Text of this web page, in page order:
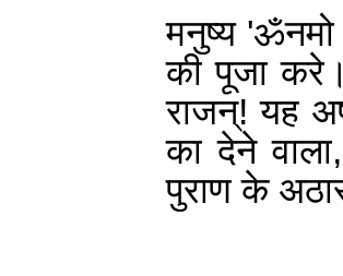
मनुष्य 'ॐनमो
की पूजा
राजन्! यह
का देने वाला
पुराण के